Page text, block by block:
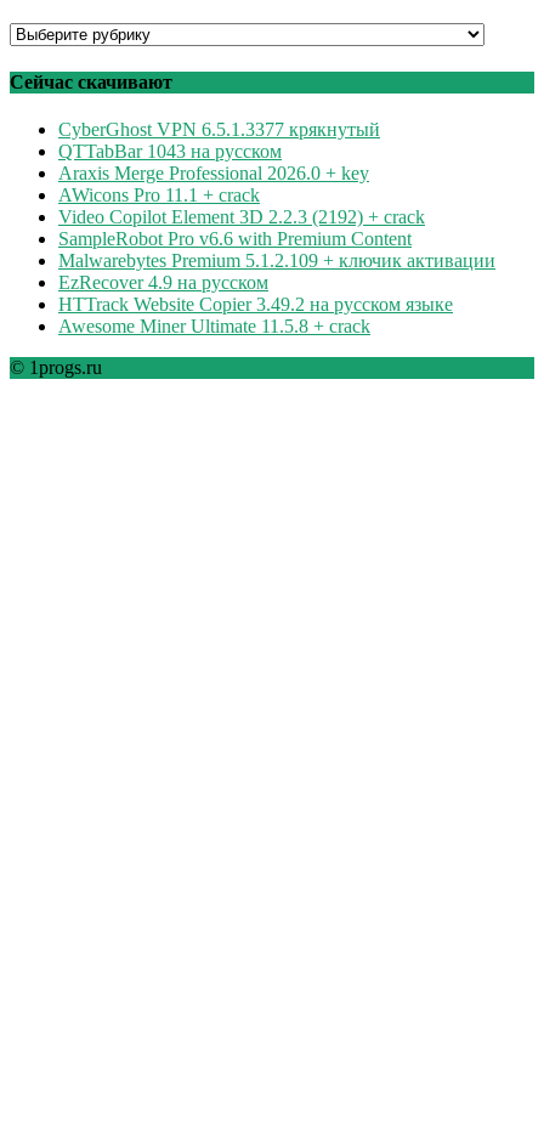
Программы
рубрикам
Сейчас скачивают
CyberGhost VPN 6.5.1.3377 крякнутый
QTTabBar 1043 на русском
Araxis Merge Professional 2026.0 + key
AWicons Pro 11.1 + crack
Video Copilot Element 3D 2.2.3 (2192) + crack
SampleRobot Pro v6.6 with Premium Content
Malwarebytes Premium 5.1.2.109 + ключик активации
EzRecover 4.9 на русском
HTTrack Website Copier 3.49.2 на русском языке
Awesome Miner Ultimate 11.5.8 + crack
© 1progs.ru